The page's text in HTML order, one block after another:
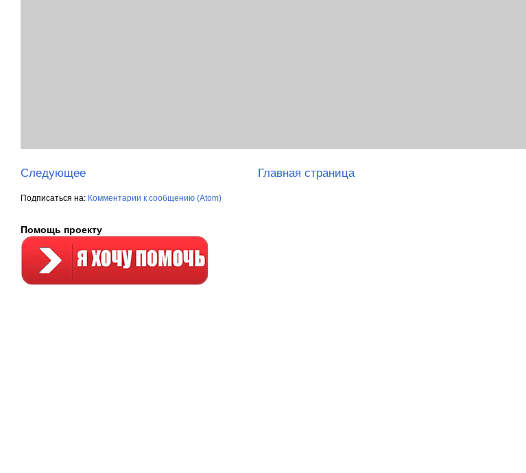
Следующее Главная страница
Подписаться на: Комментарии к сообщению (Atom)
Помощь проекту